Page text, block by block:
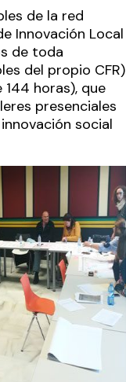
de la red
Innovación Local
de toda
del propio CFR)
horas), que
presenciales
social